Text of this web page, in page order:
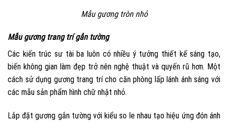
Mẫu gương tròn nhỏ
Mẫu gương trang trí gắn tường
Các kiến trúc sư tài ba luôn có nhiều ý tưởng thiết kế sáng tạo,
biến không gian làm đẹp trở nên nghệ thuật và quyến rũ hơn. Một
cách sử dụng gương trang trí cho căn phòng lấp lánh ánh sáng với
các mẫu sản phẩm hình chữ nhật nhỏ.
Lắp đặt gương gắn tường với kiểu so le nhau tạo hiệu ứng đón ánh